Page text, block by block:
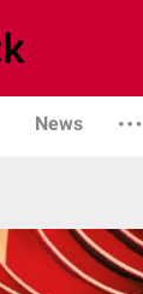
News